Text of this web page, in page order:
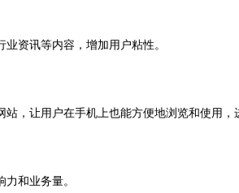
资讯等内容，增加用户粘性。
让用户在手机上也能方便地浏览和使用，
和业务量。